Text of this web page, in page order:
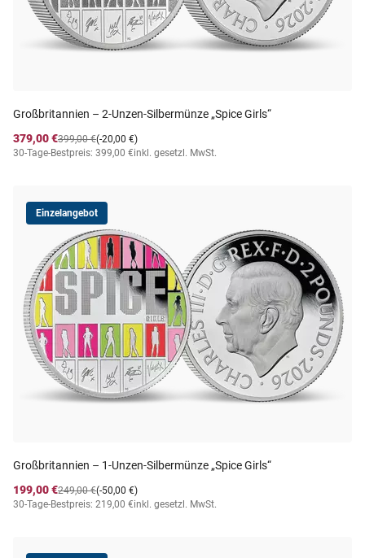
Großbritannien – 2-Unzen-Silbermünze „Spice Girls“
379,00 €
(-20,00 €)
399,00 €
30-Tage-Bestpreis: 399,00 €inkl. gesetzl. MwSt.
Einzelangebot
Großbritannien – 1-Unzen-Silbermünze „Spice Girls“
199,00 €
(-50,00 €)
249,00 €
30-Tage-Bestpreis: 219,00 €inkl. gesetzl. MwSt.